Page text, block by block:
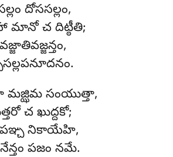
దోససల్లం,
చ దిట్ఠీతి;
సంయుత్తా,
చ ఖుద్దకో;
నికాయేహి,
పజం నమే.